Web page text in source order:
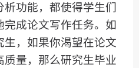
功能，都使得学生们
成论文写作任务。如
，如果你渴望在论文
量，那么研究生毕业